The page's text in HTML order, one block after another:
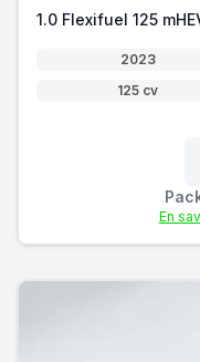
1.0 Flexifuel 125
2023
125 cv
En